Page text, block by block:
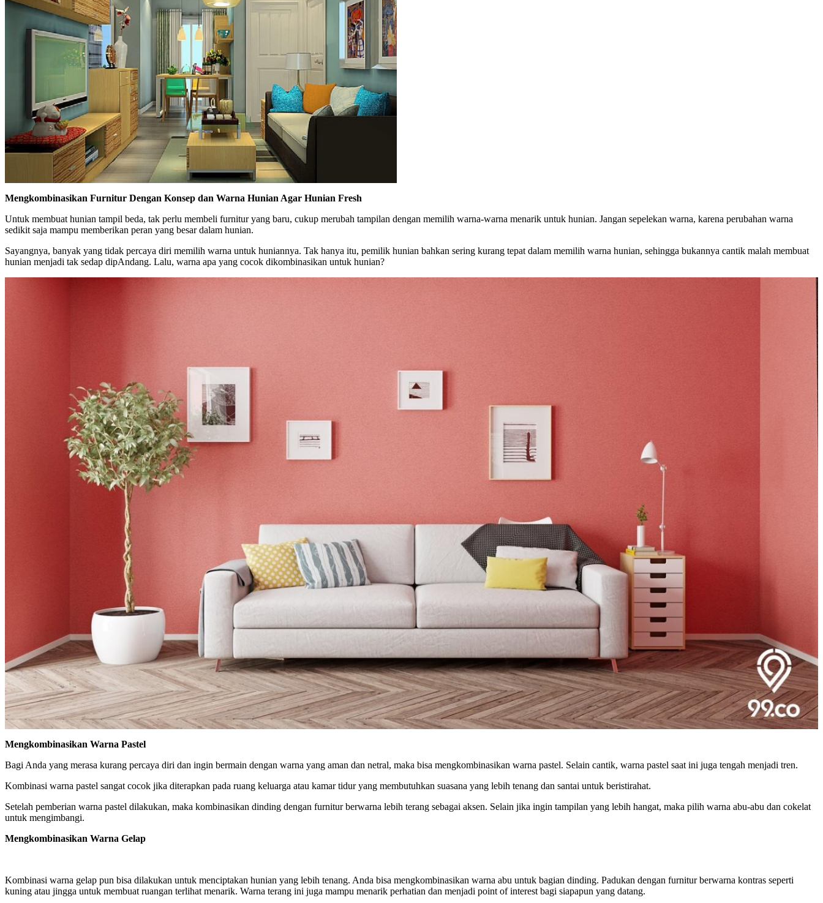
Mengkombinasikan Furnitur Dengan Konsep dan Warna Hunian Agar Hunian Fresh
Untuk membuat hunian tampil beda, tak perlu membeli furnitur yang baru, cukup merubah tampilan dengan memilih warna-warna menarik untuk hunian. Jangan sepelekan warna, karena perubahan warna
sedikit saja mampu memberikan peran yang besar dalam hunian.
Sayangnya, banyak yang tidak percaya diri memilih warna untuk huniannya. Tak hanya itu, pemilik hunian bahkan sering kurang tepat dalam memilih warna hunian, sehingga bukannya cantik malah membuat
hunian menjadi tak sedap dipAndang. Lalu, warna apa yang cocok dikombinasikan untuk hunian?
Mengkombinasikan Warna Pastel
Bagi Anda yang merasa kurang percaya diri dan ingin bermain dengan warna yang aman dan netral, maka bisa mengkombinasikan warna pastel. Selain cantik, warna pastel saat ini juga tengah menjadi tren.
Kombinasi warna pastel sangat cocok jika diterapkan pada ruang keluarga atau kamar tidur yang membutuhkan suasana yang lebih tenang dan santai untuk beristirahat.
Setelah pemberian warna pastel dilakukan, maka kombinasikan dinding dengan furnitur berwarna lebih terang sebagai aksen. Selain jika ingin tampilan yang lebih hangat, maka pilih warna abu-abu dan cokelat
untuk mengimbangi.
Mengkombinasikan Warna Gelap
Kombinasi warna gelap pun bisa dilakukan untuk menciptakan hunian yang lebih tenang. Anda bisa mengkombinasikan warna abu untuk bagian dinding. Padukan dengan furnitur berwarna kontras seperti
kuning atau jingga untuk membuat ruangan terlihat menarik. Warna terang ini juga mampu menarik perhatian dan menjadi point of interest bagi siapapun yang datang.